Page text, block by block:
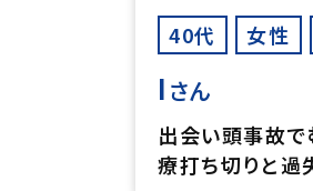
40代 女性
I さん
出会い頭事故
療打ち切りと過